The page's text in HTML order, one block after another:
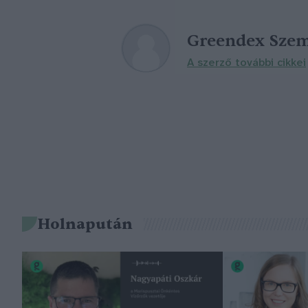
Greendex
A szerző további cikkei
Holnapután